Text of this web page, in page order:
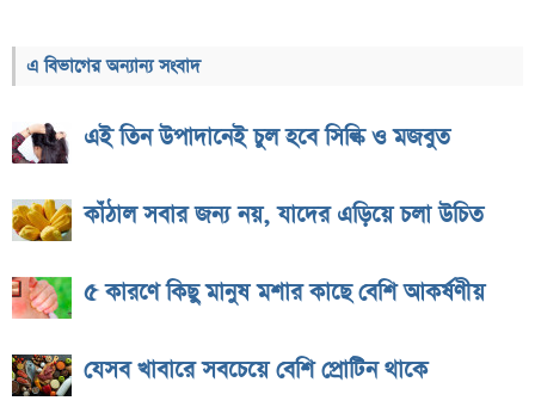
এ বিভাগের অন্যান্য সংবাদ
এই তিন উপাদানেই চুল হবে সিল্কি ও মজবুত
কাঁঠাল সবার জন্য নয়, যাদের এড়িয়ে চলা উচিত
৫ কারণে কিছু মানুষ মশার কাছে বেশি আকর্ষণীয়
যেসব খাবারে সবচেয়ে বেশি প্রোটিন থাকে